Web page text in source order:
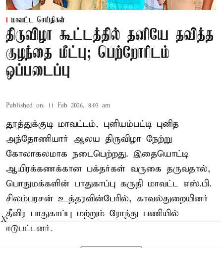
மாவட்ட செய்திகள்
திருவிழா கூட்டத்தில் தனியே தவித்த
குழந்தை மீட்பு; பெற்றோரிடம்
ஒப்படைப்பு
Published on: 11 Feb 2026, 8:03 am
தூத்துக்குடி மாவட்டம், புளியம்பட்டி புனித
அந்தோணியார் ஆலய திருவிழா நேற்று
கோலாகலமாக நடைபெற்றது. இதையொட்டி
ஆயிரக்கணக்கான பக்தர்கள் வருகை தருவதால்,
பொதுமக்களின் பாதுகாப்பு கருதி மாவட்ட எஸ்.பி.
சிலம்பரசன் உத்தரவின்பேரில், காவல்துறையினர்
தீவிர பாதுகாப்பு மற்றும் ரோந்து பணியில்
ஈடுபட்டனர்.
X